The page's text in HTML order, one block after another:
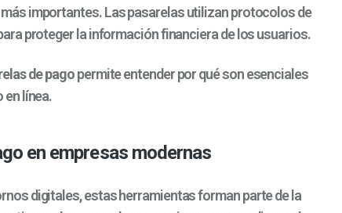
importantes. Las pasarelas utilizan protocolos de
proteger la información financiera de los usuarios.
de pagopermite entender por qué son esenciales
en línea.
en empresas modernas
digitales, estas herramientas forman parte de la